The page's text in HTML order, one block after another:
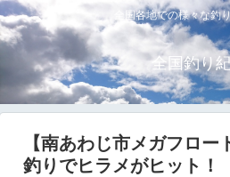
全国各地での様々な釣
全国釣り
【南あわじ市メガフロー
釣りでヒラメがヒット！